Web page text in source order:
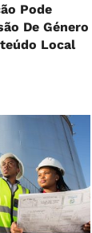
Pode
De Género
Local